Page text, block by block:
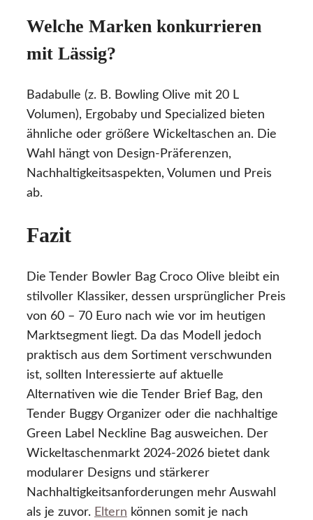
Welche Marken konkurrieren
mit Lässig?
Badabulle (z. B. Bowling Olive mit 20 L
Volumen), Ergobaby und Specialized bieten
ähnliche oder größere Wickeltaschen an. Die
Wahl hängt von Design-Präferenzen,
Nachhaltigkeitsaspekten, Volumen und Preis
ab.
Fazit
Die Tender Bowler Bag Croco Olive bleibt ein
stilvoller Klassiker, dessen ursprünglicher Preis
von 60 – 70 Euro nach wie vor im heutigen
Marktsegment liegt. Da das Modell jedoch
praktisch aus dem Sortiment verschwunden
ist, sollten Interessierte auf aktuelle
Alternativen wie die Tender Brief Bag, den
Tender Buggy Organizer oder die nachhaltige
Green Label Neckline Bag ausweichen. Der
Wickeltaschenmarkt 2024-2026 bietet dank
modularer Designs und stärkerer
Nachhaltigkeitsanforderungen mehr Auswahl
als je zuvor. Eltern können somit je nach